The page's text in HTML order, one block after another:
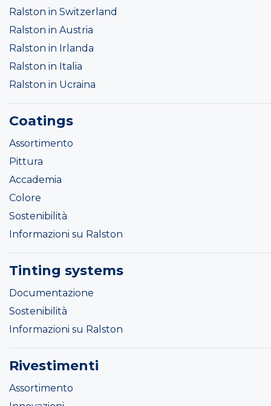
Ralston in Switzerland
Ralston in Austria
Ralston in Irlanda
Ralston in Italia
Ralston in Ucraina
Coatings
Assortimento
Pittura
Accademia
Colore
Sostenibilità
Informazioni su Ralston
Tinting systems
Documentazione
Sostenibilità
Informazioni su Ralston
Rivestimenti
Assortimento